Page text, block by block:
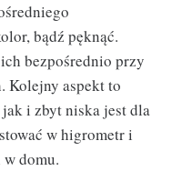
bądź pęknąć.
bezpośrednio przy
Kolejny aspekt to
i zbyt niska jest dla
w higrometr i
domu.